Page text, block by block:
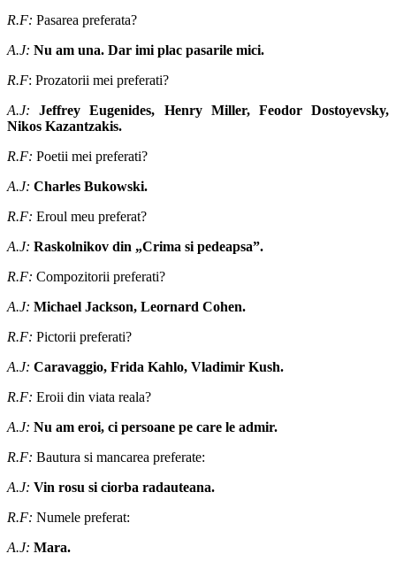
R.F: Pasarea preferata?
A.J: Nu am una. Dar imi plac pasarile mici.
R.F: Prozatorii mei preferati?
A.J: Jeffrey Eugenides, Henry Miller, Feodor Dostoyevsky,
Nikos Kazantzakis.
R.F: Poetii mei preferati?
A.J: Charles Bukowski.
R.F: Eroul meu preferat?
A.J: Raskolnikov din „Crima si pedeapsa”.
R.F: Compozitorii preferati?
A.J: Michael Jackson, Leornard Cohen.
R.F: Pictorii preferati?
A.J: Caravaggio, Frida Kahlo, Vladimir Kush.
R.F: Eroii din viata reala?
A.J: Nu am eroi, ci persoane pe care le admir.
R.F: Bautura si mancarea preferate:
A.J: Vin rosu si ciorba radauteana.
R.F: Numele preferat:
A.J: Mara.